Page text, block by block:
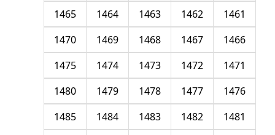
1461
1462
1463
1464
1465
1466
1467
1468
1469
1470
1471
1472
1473
1474
1475
1476
1477
1478
1479
1480
1481
1482
1483
1484
1485